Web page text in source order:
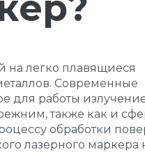
на легко плавящиеся
Современные
для работы
также как и
обработки
лазерного маркера